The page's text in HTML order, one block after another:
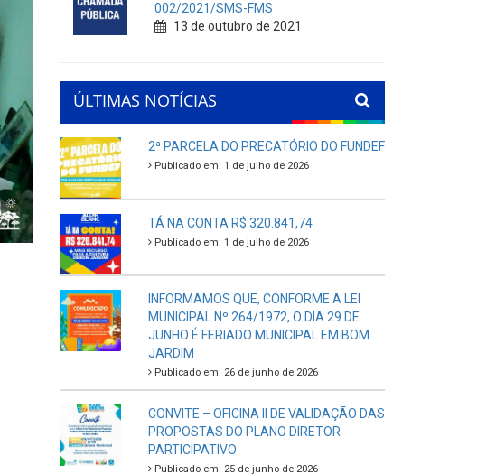
002/2021/SMS-FMS
13 de outubro de 2021
ÚLTIMAS NOTÍCIAS
2ª PARCELA DO PRECATÓRIO DO FUNDEF
Publicado em: 1 de julho de 2026
TÁ NA CONTA R$ 320.841,74
Publicado em: 1 de julho de 2026
INFORMAMOS QUE, CONFORME A LEI
MUNICIPAL Nº 264/1972, O DIA 29 DE
JUNHO É FERIADO MUNICIPAL EM BOM
JARDIM
Publicado em: 26 de junho de 2026
CONVITE – OFICINA II DE VALIDAÇÃO DAS
PROPOSTAS DO PLANO DIRETOR
PARTICIPATIVO
Publicado em: 25 de junho de 2026